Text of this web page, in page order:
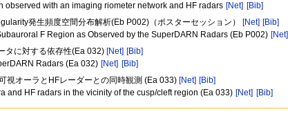
with an imaging riometer network and HF radars [Net] [Bib]
発生頻度空間分布解析(Eb P002)（ポスターセッション） [Net] [Bib]
F Region as Observed by the SuperDARN Radars (Eb P002) [Net]
タに対する依存性(Ea 032) [Net] [Bib]
Radars (Ea 032) [Net] [Bib]
視オーラとHFレーダーとの同時観測 (Ea 033) [Net] [Bib]
HF radars in the vicinity of the cusp/cleft region (Ea 033) [Net] [Bib]